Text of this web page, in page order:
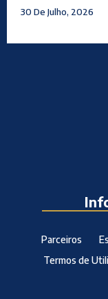
30 De Julho, 2026
Parceiros
Termos de